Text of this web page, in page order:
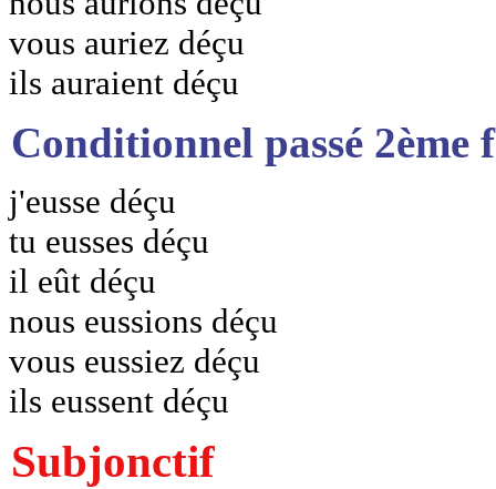
vous auriez déçu
ils auraient déçu
Conditionnel passé 2ème
j'eusse déçu
tu eusses déçu
il eût déçu
nous eussions déçu
vous eussiez déçu
ils eussent déçu
Subjonctif